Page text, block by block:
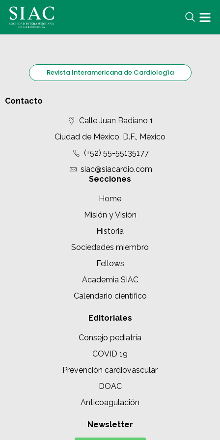
Revista Interamericana de Cardiología
Contacto
Calle Juan Badiano 1
Ciudad de México, D.F., México
(+52) 55-55135177
siac@siacardio.com
Secciones
Home
Misión y Visión
Historia
Sociedades miembro
Fellows
Academia SIAC
Calendario científico
Editoriales
Consejo pediatría
COVID 19
Prevención cardiovascular
DOAC
Anticoagulación
Newsletter